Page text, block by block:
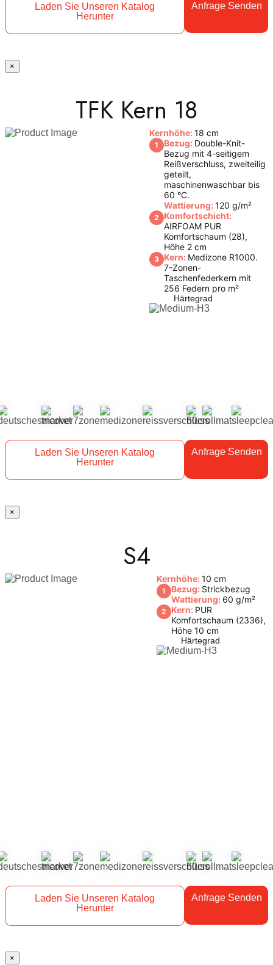
Laden Sie Unseren Katalog
Herunter
Anfrage Senden
×
TFK Kern 18
Kernhöhe:18 cm
1 Bezug: Double-Knit-
Bezug mit 4-seitigem
Reißverschluss, zweiteilig
geteilt,
maschinenwaschbar bis
60 °C.
Wattierung:120 g/m²
2
Komfortschicht:
AIRFOAM PUR
Komfortschaum (28),
Höhe 2 cm
3 Kern: Medizone R1000.
7-Zonen-
Taschenfederkern mit
256 Federn pro m²
Härtegrad
Laden Sie Unseren Katalog
Herunter
Anfrage Senden
×
S4
Kernhöhe:10 cm
1 Bezug: Strickbezug
Wattierung: 60 g/m²
2 Kern: PUR
Komfortschaum (2336),
Höhe 10 cm
Härtegrad
Laden Sie Unseren Katalog
Herunter
Anfrage Senden
×